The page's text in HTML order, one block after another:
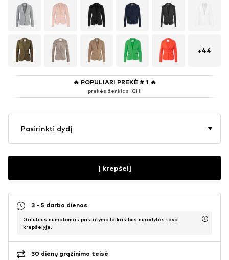
+44
🔥 POPULIARI PREKĖ # 1 🔥
prekės ženklas ICHI
Pasirinkti dydį
Į krepšelį
3 - 5 darbo dienos
Galutinis numatomas pristatymo laikas bus nurodytas tavo
krepšelyje.
30 dienų grąžinimo teisė